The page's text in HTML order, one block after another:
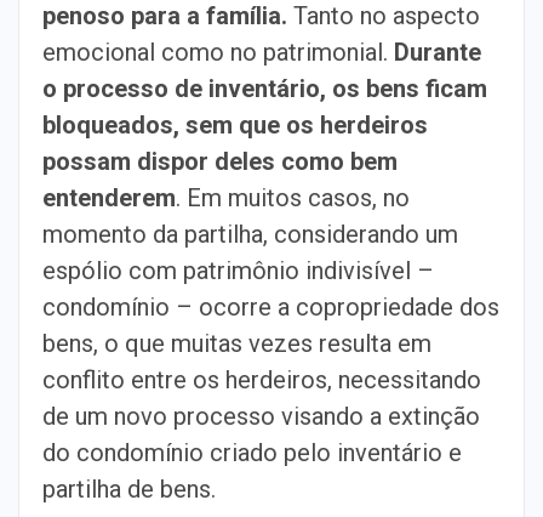
penoso para a família. Tanto no aspecto
emocional como no patrimonial. Durante
o processo de inventário, os bens ficam
bloqueados, sem que os herdeiros
possam dispor deles como bem
entenderem. Em muitos casos, no
momento da partilha, considerando um
espólio com patrimônio indivisível –
condomínio – ocorre a copropriedade dos
bens, o que muitas vezes resulta em
conflito entre os herdeiros, necessitando
de um novo processo visando a extinção
do condomínio criado pelo inventário e
partilha de bens.